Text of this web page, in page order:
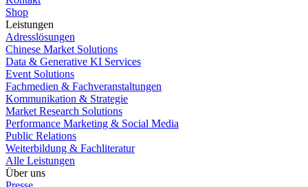
Shop
Leistungen
Adresslösungen
Chinese Market Solutions
Data & Generative KI Services
Event Solutions
Fachmedien & Fachveranstaltungen
Kommunikation & Strategie
Market Research Solutions
Performance Marketing & Social Media
Public Relations
Weiterbildung & Fachliteratur
Alle Leistungen
Über uns